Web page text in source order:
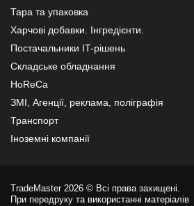
Тара та упаковка
Харчові добавки. Інгредієнти.
Постачальники IT-рішень
Складське обладнання
HoReCa
ЗМІ, Агенції, реклама, поліграфія
Транспорт
Іноземні компанії
TradeMaster 2026 © Всі права захищені.
При передруку та використанні матеріалів